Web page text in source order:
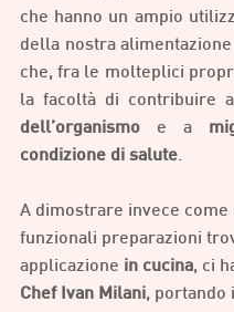
che hanno un ampio
della nostra
che, fra le molteplici
la facoltà di contribuire
dell’organismo e a
condizione di salute.
A dimostrare invece come
funzionali preparazioni
applicazione in cucina, ci
Chef Ivan Milani, portando